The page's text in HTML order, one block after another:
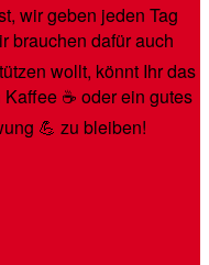
wir geben jeden Tag
brauchen dafür auch
wollt, könnt Ihr das
☕️ oder ein gutes
💪 zu bleiben!